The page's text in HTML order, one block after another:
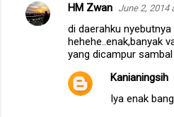
C
HM Zwan June 2, 2014
di daerahku
hehehe..enak,banyak
yang dicampur
Kanianingsih
Iya enak